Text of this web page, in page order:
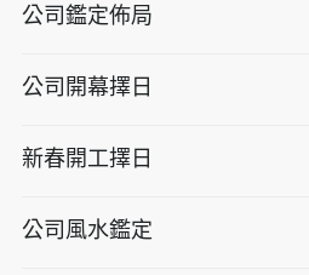
公司鑑定佈局
公司開幕擇日
新春開工擇日
公司風水鑑定